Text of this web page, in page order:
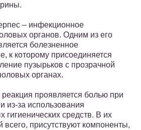
– инфекционное
органов. Одним из его
болезненное
к которому присоединяется
пузырьков с прозрачной
органах.
реакция проявляется болью при
из-за использования
гигиенических средств. В их
всего, присутствуют компоненты,